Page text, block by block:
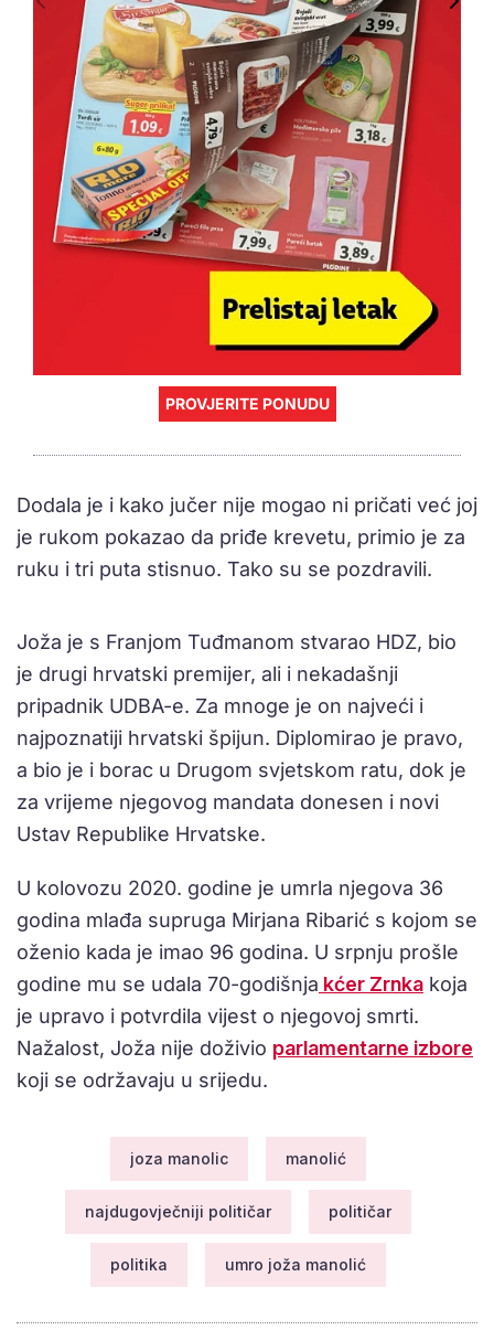
PROVJERITE PONUDU
Dodala je i kako jučer nije mogao ni pričati već joj
je rukom pokazao da priđe krevetu, primio je za
ruku i tri puta stisnuo. Tako su se pozdravili.
Joža je s Franjom Tuđmanom stvarao HDZ, bio
je drugi hrvatski premijer, ali i nekadašnji
pripadnik UDBA-e. Za mnoge je on najveći i
najpoznatiji hrvatski špijun. Diplomirao je pravo,
a bio je i borac u Drugom svjetskom ratu, dok je
za vrijeme njegovog mandata donesen i novi
Ustav Republike Hrvatske.
U kolovozu 2020. godine je umrla njegova 36
godina mlađa supruga Mirjana Ribarić s kojom se
oženio kada je imao 96 godina. U srpnju prošle
godine mu se udala 70-godišnja kćer Zrnka koja
je upravo i potvrdila vijest o njegovoj smrti.
Nažalost, Joža nije doživio parlamentarne izbore
koji se održavaju u srijedu.
joza manolic manolić
najdugovječniji političar političar
politika umro joža manolić